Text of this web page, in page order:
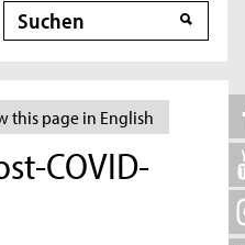
Suche
Suche
this page in English
COVID-